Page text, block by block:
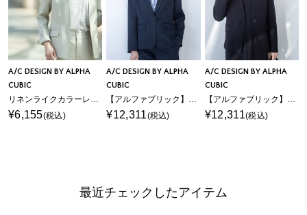
A/C DESIGN BY ALPHA
CUBIC
リネンライクカラーレスジャケット【セットアップ対応】
¥6,155(税込)
A/C DESIGN BY ALPHA
CUBIC
【アルファブリック】テーラードジャケット
¥12,311(税込)
A/C DESIGN BY ALPHA
CUBIC
【アルファブリック】カラーレスジャケット
¥12,311(税込)
最近チェックしたアイテム